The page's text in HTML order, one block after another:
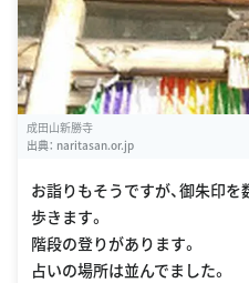
成田山新勝寺
出典： naritasan.or.jp
お詣りもそうですが、御朱印
歩きます。
階段の登りがあります。
占いの場所は並んでました。